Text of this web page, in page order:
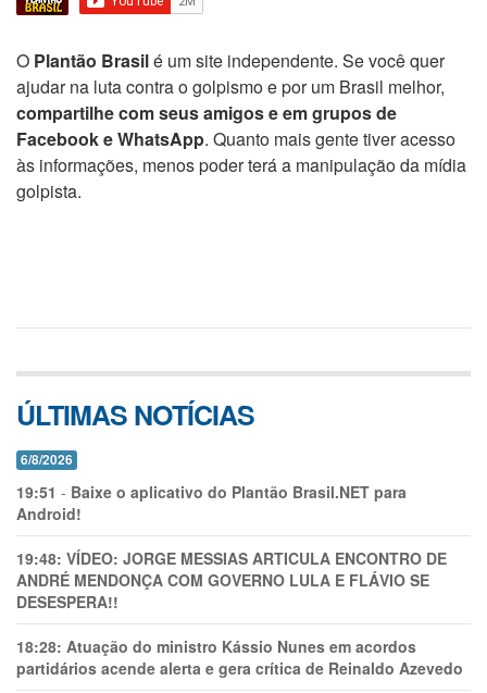
O Plantão Brasilé um site independente. Se você quer
ajudar na luta contra o golpismo e por um Brasil melhor,
compartilhe com seus amigos e em grupos de
Facebook e WhatsApp. Quanto mais gente tiver acesso
às informações, menos poder terá a manipulação da mídia
golpista.
ÚLTIMAS NOTÍCIAS
6/8/2026
19:51 - Baixe o aplicativo do Plantão Brasil.NET para
Android!
19:48: VÍDEO: JORGE MESSIAS ARTICULA ENCONTRO DE
ANDRÉ MENDONÇA COM GOVERNO LULA E FLÁVIO SE
DESESPERA!!
18:28: Atuação do ministro Kássio Nunes em acordos
partidários acende alerta e gera crítica de Reinaldo Azevedo